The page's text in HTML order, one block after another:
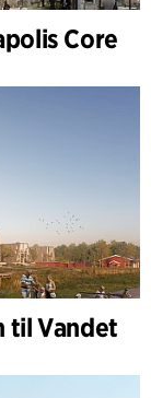
Core
til Vandet